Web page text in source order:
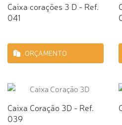
Caixa corações 3 D - Ref.
041
ORÇAMENTO
Caixa Coração 3D - Ref.
039